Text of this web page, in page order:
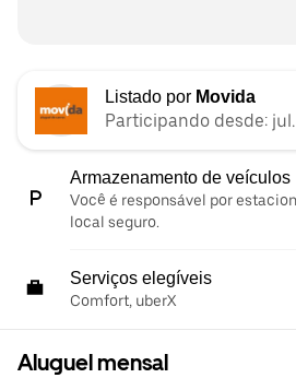
Listado por Movida
Participando desde:
Armazenamento de veículos
Você é responsável por
local seguro.
Serviços elegíveis
Comfort, uberX
Aluguel mensal